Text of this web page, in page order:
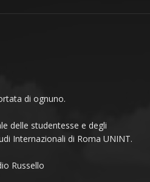
di ognuno.
delle studentesse e degli
Internazionali di Roma UNINT.
Russello